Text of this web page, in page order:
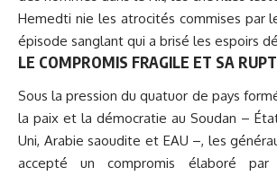
Hemedti nie les atrocités commises par
épisode sanglant qui a brisé les espoirs
LE COMPROMIS FRAGILE ET SA
Sous la pression du quatuor de pays
la paix et la démocratie au Soudan –
Uni, Arabie saoudite et EAU –, les
accepté un compromis élaboré par